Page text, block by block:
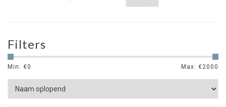
Filters
Min: €0 Max: €2000